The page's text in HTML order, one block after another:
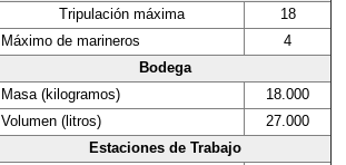
Tripulación máxima
18
Máximo de marineros
4
Bodega
Masa (kilogramos)
18.000
Volumen (litros)
27.000
Estaciones de Trabajo